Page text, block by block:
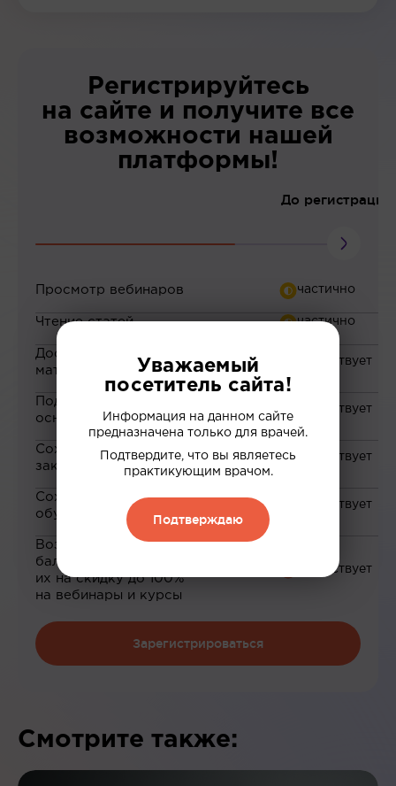
Регистрируйтесь
на сайте и получите все
возможности нашей
платформы!
До регистрации
Просмотр вебинаров
Чтение статей
Доступ к закрытым
материалам
Подборка материалов на
основе ваших интересов
Сохранение материалов в
закладки
Сохранение прогресса по
обучению
Возможность зарабатывать
баллы и обменивать
их на скидку до 100%
на вебинары и курсы
Зарегистрироваться
Смотрите также:
Уважаемый
посетитель сайта!
Информация на данном сайте
предназначена только для врачей.
Подтвердите, что вы являетесь
практикующим врачом.
Подтверждаю